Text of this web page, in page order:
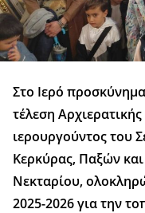
Στο Ιερό
τέλεση
ιερουργούντος του
Κερκύρας, Παξών
Νεκταρίου,
2025-2026 για την